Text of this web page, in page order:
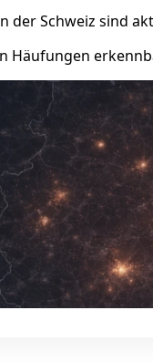
der Schweiz sind
Häufungen